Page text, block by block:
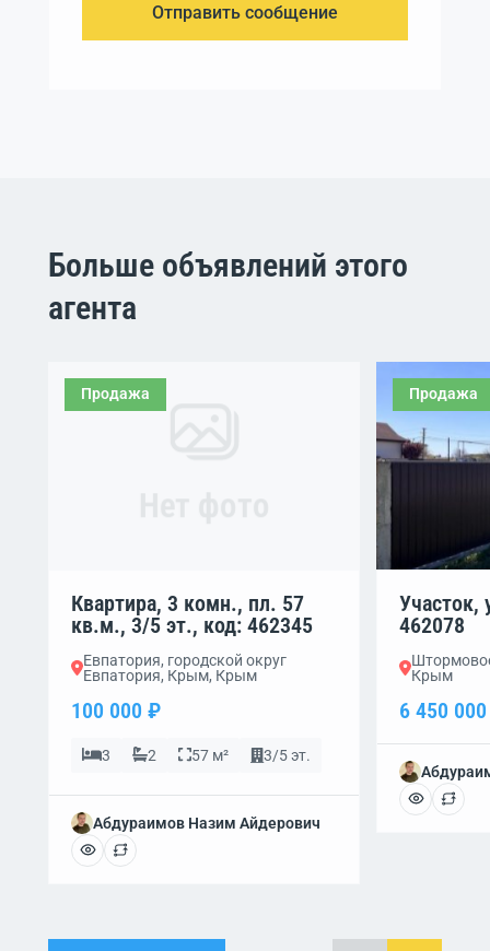
Отправить сообщение
Больше объявлений этого
агента
Продажа
Квартира, 3 комн., пл. 57
кв.м., 3/5 эт., код: 462345
Евпатория, городской округ
Евпатория, Крым, Крым
100 000 ₽
3 2 57 м² 3/5 эт.
Абдураимов Назим Айдерович
Продажа
Участок,
462078
Крым
6 450